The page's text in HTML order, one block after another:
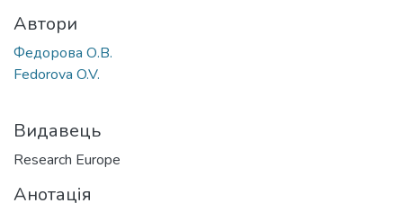
Автори
Федорова О.В.
Fedorova O.V.
Видавець
Research Europe
Анотація